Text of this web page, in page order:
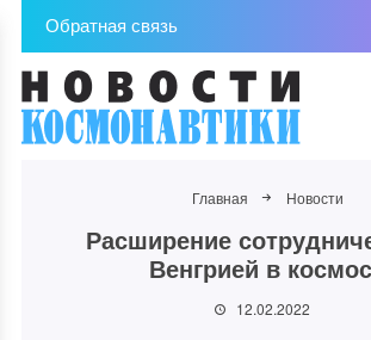
Обратная связь
Главная Новости
Расширение
Венгрией в
12.02.2022